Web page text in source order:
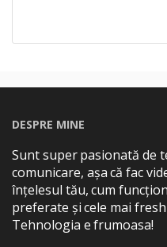
DESPRE MINE
Sunt super pasionată de
comunicare, așa că fac
înțelesul tău, cum
preferate și cele mai
Tehnologia e frumoasa!